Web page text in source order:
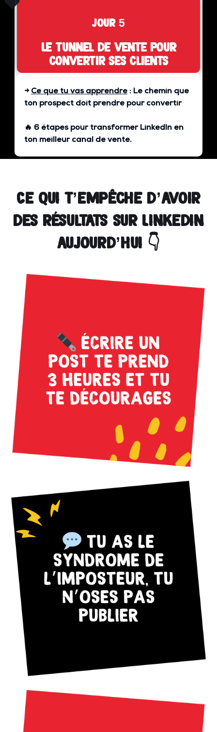
jour 5
Le tunnel de vente pour
convertir ses clients
→ Ce que tu vas apprendre : Le chemin que
ton prospect doit prendre pour convertir
🔥 6 étapes pour transformer LinkedIn en
ton meilleur canal de vente.
Ce qui t’empêche d’avoir
des résultats sur Linkedin
aujourd’hui 👇